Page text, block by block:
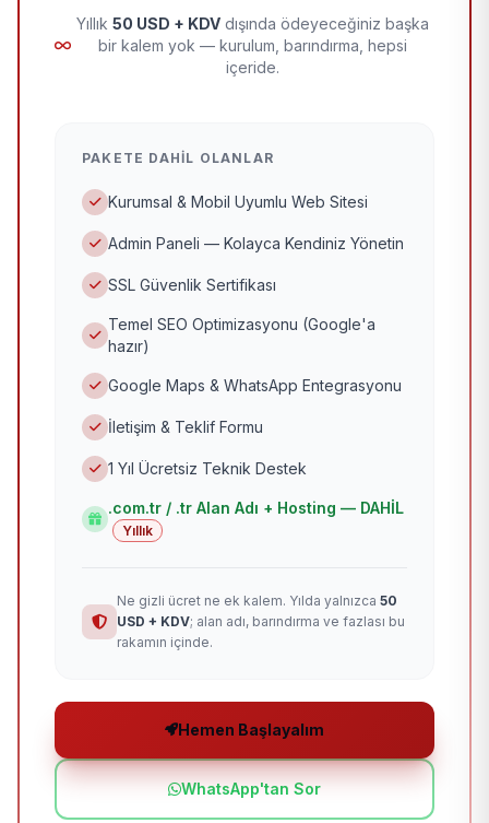
Yıllık 50 USD + KDV dışında ödeyeceğiniz başka
bir kalem yok — kurulum, barındırma, hepsi
içeride.
PAKETE DAHIL OLANLAR
Kurumsal & Mobil Uyumlu Web Sitesi
Admin Paneli — Kolayca Kendiniz Yönetin
SSL Güvenlik Sertifikası
Temel SEO Optimizasyonu (Google'a
hazır)
Google Maps & WhatsApp Entegrasyonu
İletişim & Teklif Formu
1 Yıl Ücretsiz Teknik Destek
.com.tr / .tr Alan Adı + Hosting — DAHİL
Yıllık
Ne gizli ücret ne ek kalem. Yılda yalnızca 50
USD + KDV; alan adı, barındırma ve fazlası bu
rakamın içinde.
Hemen Başlayalım
WhatsApp'tan Sor